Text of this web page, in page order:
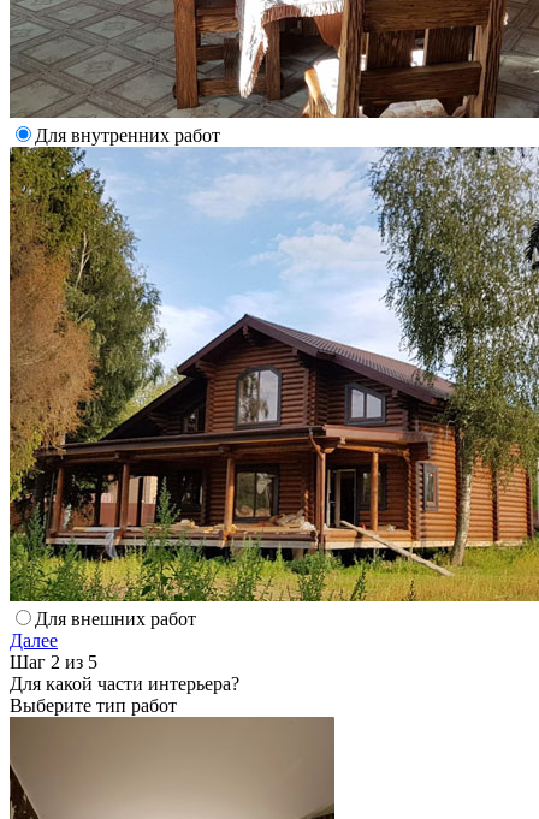
Для внутренних работ
Для внешних работ
Далее
Шаг 2 из 5
Для какой части интерьера?
Выберите тип работ